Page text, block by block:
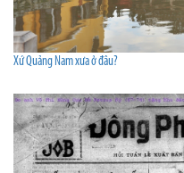
Xứ Quảng Nam xưa ở đâu?